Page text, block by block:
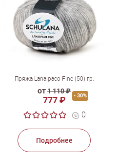
Пряжа Lanalpaco Fine (50) гр.
от1 110 ₽
777 ₽ - 30%
0
Подробнее